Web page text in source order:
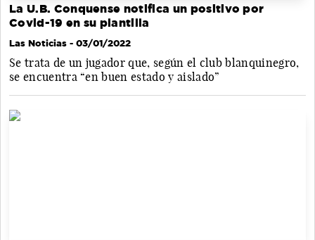
La U.B. Conquense notifica un positivo por
Covid-19 en su plantilla
Las Noticias - 03/01/2022
Se trata de un jugador que, según el club blanquinegro,
se encuentra “en buen estado y aislado”